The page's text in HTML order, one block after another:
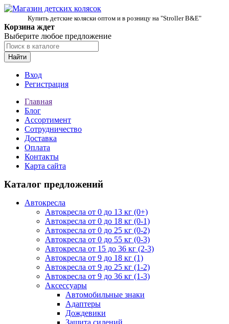
Купить детские коляски оптом и в розницу на "Stroller B&E"
Корзина ждет
Выберите любое предложение
Найти
Вход
Регистрация
Главная
Блог
Ассортимент
Сотрудничество
Доставка
Оплата
Контакты
Карта сайта
Каталог предложений
Автокресла
Автокресла от 0 до 13 кг (0+)
Автокресла от 0 до 18 кг (0-1)
Автокресла от 0 до 25 кг (0-2)
Автокресла от 0 до 55 кг (0-3)
Автокресла от 15 до 36 кг (2-3)
Автокресла от 9 до 18 кг (1)
Автокресла от 9 до 25 кг (1-2)
Автокресла от 9 до 36 кг (1-3)
Аксессуары
Автомобильные знаки
Адаптеры
Дождевики
Защита сидений